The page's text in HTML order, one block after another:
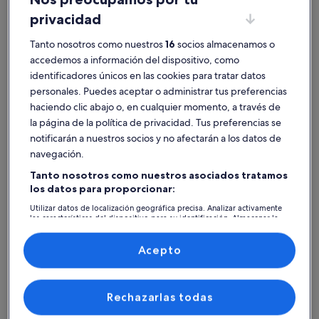
Brovst Alquileres vacacionales cerca de Club de Golf Oland
Explora la página y descubre casas de vacaciones privadas cerca de
Club de Golf Oland ideales para tu viaje. Tanto si viajas con un grupo
de amigos como con tu mascota, las casas de vacaciones ofrecen
todos y cada uno de los servicios que podéis necesitar durante esos
días fuera, como, por ejemplo, wifi y chimenea. Aquí hallarás un
alquiler que se ajuste a lo que buscas, incluidos lugares para no
fumadores y con características de accesibilidad.
Encuentra un alojamiento de tu estilo
Busca casas Busca apartamentos Buscar
privacidad
Tanto nosotros como nuestros16 socios almacenamos o
accedemos a información del dispositivo, como
identificadores únicos en las cookies para tratar datos
personales. Puedes aceptar o administrar tus preferencias
haciendo clic abajo o, en cualquier momento, a través de
la página de la política de privacidad. Tus preferencias se
notificarán a nuestros socios y no afectarán a los datos de
navegación.
Tanto nosotros como nuestros asociados tratamos
los datos para proporcionar:
Utilizar datos de localización geográfica precisa. Analizar activamente
las características del dispositivo para su identificación. Almacenar la
contenido personalizados, medición de publicidad y contenido,
investigación de audiencia y desarrollo de servicios.
Lista de asociados (proveedores)
Rechazarlas todas
Acepto